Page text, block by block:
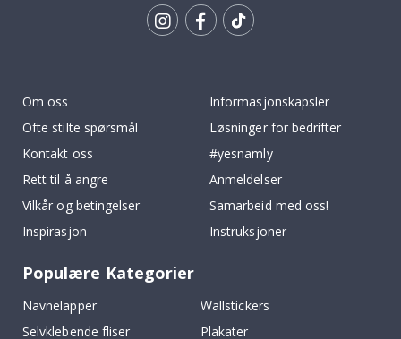
Om oss
Ofte stilte spørsmål
Kontakt oss
Rett til å angre
Vilkår og betingelser
Inspirasjon
Informasjonskapsler
Løsninger for bedrifter
#yesnamly
Anmeldelser
Samarbeid med oss!
Instruksjoner
Populære Kategorier
Navnelapper
Wallstickers
Selvklebende fliser
Plakater